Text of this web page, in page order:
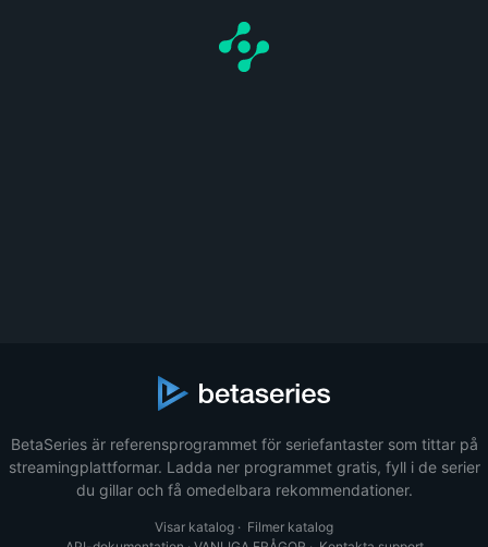
BetaSeries är referensprogrammet för seriefantaster som tittar på
streamingplattformar. Ladda ner programmet gratis, fyll i de serier
du gillar och få omedelbara rekommendationer.
Visar katalog · Filmer katalog